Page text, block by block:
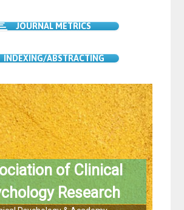
JOURNAL METRICS
INDEXING/ABSTRACTING
of Clinical
Research